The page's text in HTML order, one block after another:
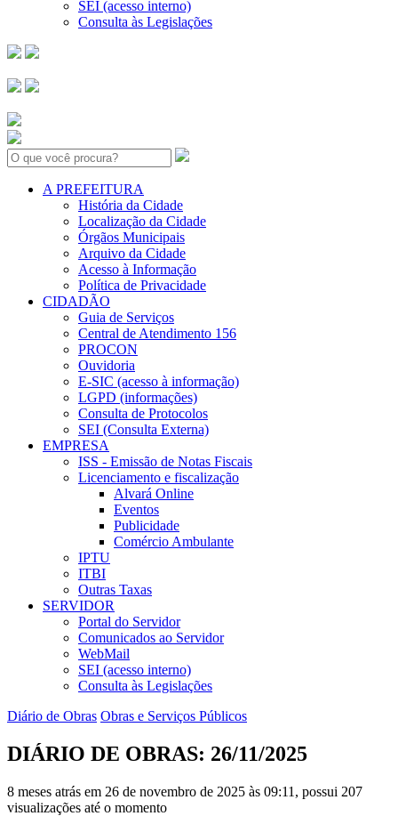
SEI (acesso interno)
Consulta às Legislações
Search:
A PREFEITURA
História da Cidade
Localização da Cidade
Órgãos Municipais
Arquivo da Cidade
Acesso à Informação
Política de Privacidade
CIDADÃO
Guia de Serviços
Central de Atendimento 156
PROCON
Ouvidoria
E-SIC (acesso à informação)
LGPD (informações)
Consulta de Protocolos
SEI (Consulta Externa)
EMPRESA
ISS - Emissão de Notas Fiscais
Licenciamento e fiscalização
Alvará Online
Eventos
Publicidade
Comércio Ambulante
IPTU
ITBI
Outras Taxas
SERVIDOR
Portal do Servidor
Comunicados ao Servidor
WebMail
SEI (acesso interno)
Consulta às Legislações
Diário de Obras Obras e Serviços Públicos
DIÁRIO DE OBRAS: 26/11/2025
8 meses atrás em 26 de novembro de 2025 às 09:11, possui 207
visualizações até o momento